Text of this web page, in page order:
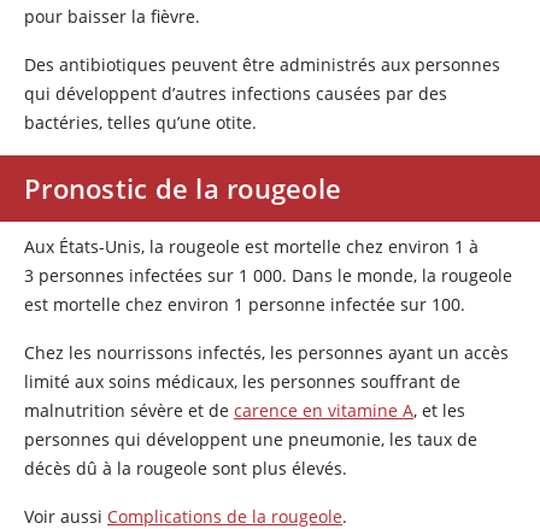
pour baisser la fièvre.
Des antibiotiques peuvent être administrés aux personnes
qui développent d’autres infections causées par des
bactéries, telles qu’une otite.
Pronostic de la rougeole
Aux États-Unis, la rougeole est mortelle chez environ 1 à
3 personnes infectées sur 1 000. Dans le monde, la rougeole
est mortelle chez environ 1 personne infectée sur 100.
Chez les nourrissons infectés, les personnes ayant un accès
limité aux soins médicaux, les personnes souffrant de
malnutrition sévère et de carence en vitamine A, et les
personnes qui développent une pneumonie, les taux de
décès dû à la rougeole sont plus élevés.
Voir aussi Complications de la rougeole.